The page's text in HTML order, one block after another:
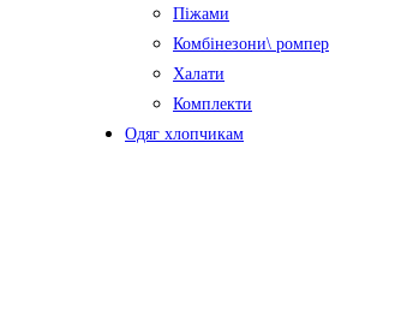
Піжами
Комбінезони\ ромпер
Халати
Комплекти
Одяг хлопчикам